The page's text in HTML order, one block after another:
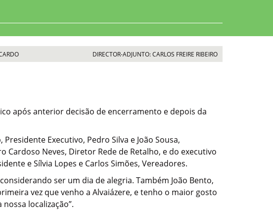
DIRECTOR-ADJUNTO: CARLOS FREIRE RIBEIRO
após anterior decisão de encerramento e depois da
Executivo, Pedro Silva e João Sousa,
Neves, Diretor Rede de Retalho, e do executivo
e Sílvia Lopes e Carlos Simões, Vereadores.
ser um dia de alegria. Também João Bento,
vez que venho a Alvaiázere, e tenho o maior gosto
localização”.